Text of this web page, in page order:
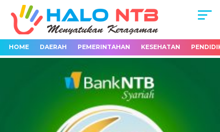
HOME DAERAH PEMERINTAHAN KESEHATAN